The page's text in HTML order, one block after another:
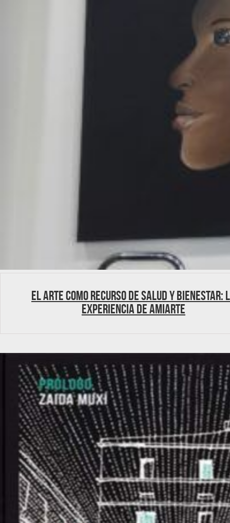
El Arte como recurso de salud y bienestar:
experiencia de AMIARTE